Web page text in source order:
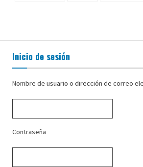
Inicio de sesión
Nombre de usuario o dirección de correo
Contraseña